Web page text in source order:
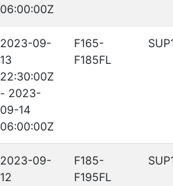
06:00:00Z
2023-09-
13
22:30:00Z
- 2023-
09-14
06:00:00Z
F165-
F185FL
2023-09-
12
F185-
F195FL